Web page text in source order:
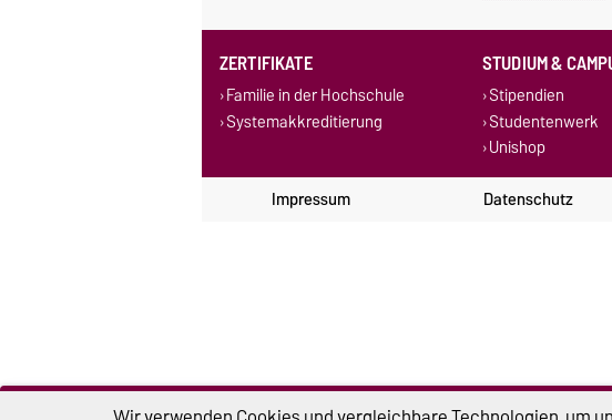
ZERTIFIKATE
Familie in der Hochschule
Systemakkreditierung
STUDIUM &
Stipendien
Studentenwerk
Unishop
Impressum Datenschutz